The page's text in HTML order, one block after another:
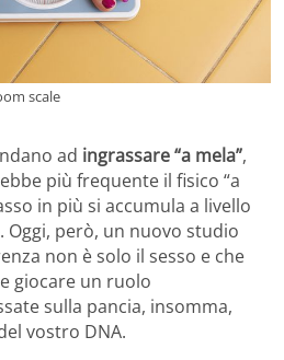
scale
ad ingrassare “a mela”,
più frequente il fisico “a
in più si accumula a livello
Oggi, però, un nuovo studio
non è solo il sesso e che
giocare un ruolo
sulla pancia, insomma,
vostro DNA.